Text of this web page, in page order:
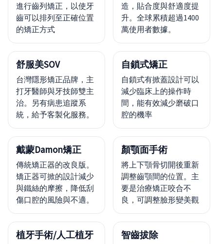
進行齒列矯正，以使牙
齒可以排列至正確位置
的矯正方式
造，貼合度與舒適度提
升。全球累積超過1400
萬使用者數據。
舒服美SOV
台灣隱形矯正品牌，主
打牙醫師與牙技師雙主
治。另有病患追蹤系
統，給予客製化服務。
自鎖式矯正
自鎖式有掀蓋設計可以
減少臨床上的操作時
間，能有效減少磨破口
腔的機率
戴蒙Damon矯正
傳統矯正器的改良版。
矯正器可掀的設計減少
與鐵絲的摩擦，降低刮
傷口腔的風險與不適。
顏顎面手術
將上下顎骨切開後重新
調整齒顎間的位置。主
要是治療矯正咬合不
良，可調整臉形變美觀
植牙手術/人工植牙 智齒拔除